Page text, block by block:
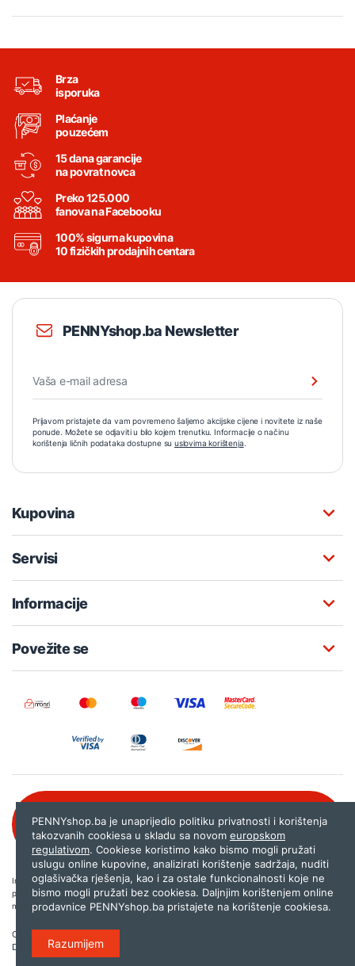
Brza
isporuka
Plaćanje
pouzećem
15 dana garancije
na povrat novca
Preko 125.000
fanova na Facebooku
100% sigurna kupovina
10 fizičkih prodajnih centara
PENNYshop.ba Newsletter
Prijavom pristajete da vam povremeno šaljemo akcijske cijene i novitete iz naše
ponude. Možete se odjaviti u bilo kojem trenutku. Informacije o načinu
korištenja ličnih podataka dostupne su uslovima korištenja.
Kupovina
Servisi
Informacije
Povežite se
080 020 261
Internet trgovina PENNYshop.ba nastoji objavljivati samo provjerene i pravilne
podatke. Ako na našoj stranici otkrijete neistinite, odnosno neadekvatne informacije,
molimo vas da nam to javite nashop@pennyplus.com .
Copyright © 2026.
Dizajn i programiranje:
PENNYshop.ba je unaprijedio politiku privatnosti i korištenja
takozvanih cookiesa u skladu sa novom europskom
regulativom. Cookiese koristimo kako bismo mogli pružati
uslugu online kupovine, analizirati korištenje sadržaja, nuditi
oglašivačka rješenja, kao i za ostale funkcionalnosti koje ne
bismo mogli pružati bez cookiesa. Daljnjim korištenjem online
prodavnice PENNYshop.ba pristajete na korištenje cookiesa.
Razumijem